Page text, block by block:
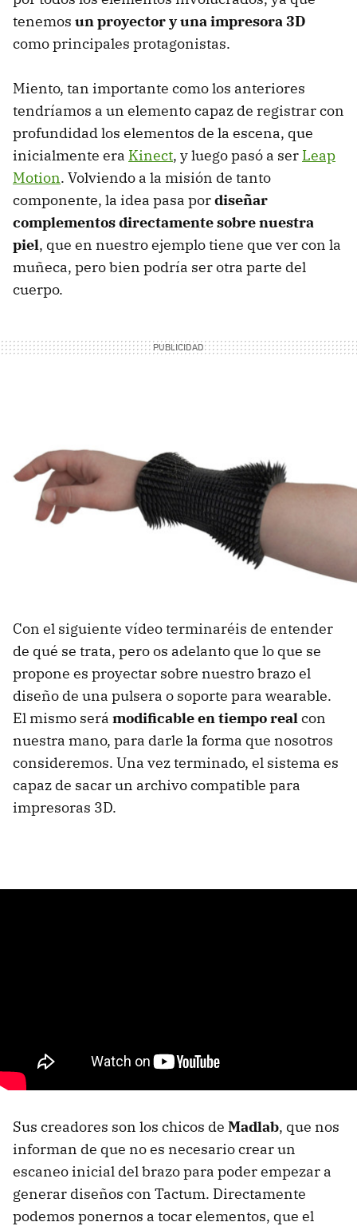
tenemos un proyector y una impresora 3D
como principales protagonistas.
Miento, tan importante como los anteriores
tendríamos a un elemento capaz de registrar con
profundidad los elementos de la escena, que
inicialmente era Kinect, y luego pasó a ser Leap
Motion. Volviendo a la misión de tanto
componente, la idea pasa pordiseñar
complementos directamente sobre nuestra
piel, que en nuestro ejemplo tiene que ver con la
muñeca, pero bien podría ser otra parte del
cuerpo.
Con el siguiente vídeo terminaréis de entender
de qué se trata, pero os adelanto que lo que se
propone es proyectar sobre nuestro brazo el
diseño de una pulsera o soporte para wearable.
El mismo será modificable en tiempo real con
nuestra mano, para darle la forma que nosotros
consideremos. Una vez terminado, el sistema es
capaz de sacar un archivo compatible para
impresoras 3D.
Sus creadores son los chicos de Madlab, que nos
informan de que no es necesario crear un
escaneo inicial del brazo para poder empezar a
generar diseños con Tactum. Directamente
podemos ponernos a tocar elementos, que el